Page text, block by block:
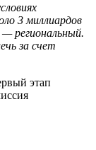
3 миллиардов
региональный.
за счет
этап